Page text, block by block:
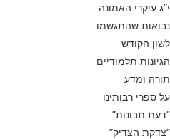
י”ג עיקרי האמונה
נבואות שהתגשמו
לשון הקודש
הגיונות תלמודיים
תורה ומדע
על ספרי רבותינו
“דעת תבונות”
“צדקת הצדיק”